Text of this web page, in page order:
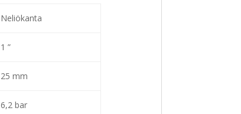
Neliökanta
1 ”
25 mm
6,2 bar